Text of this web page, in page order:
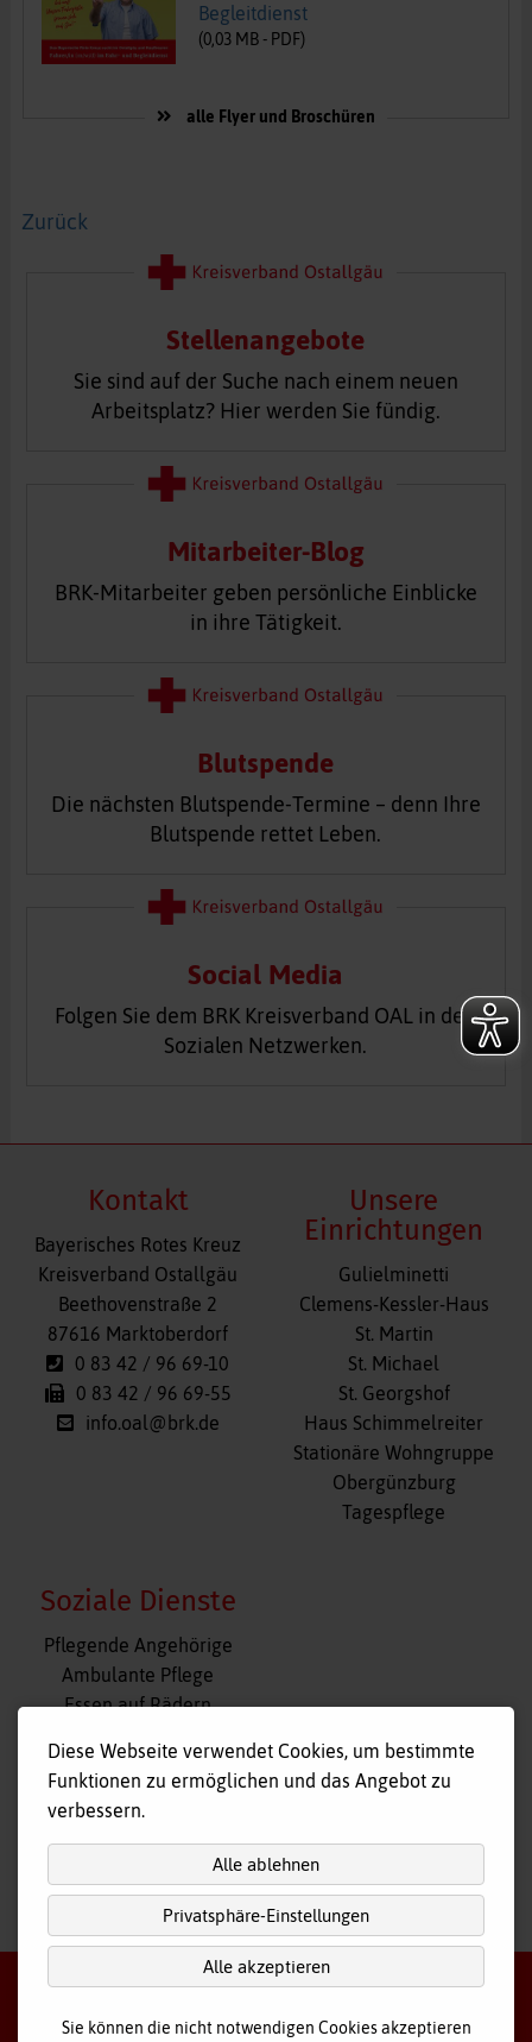
Begleitdienst
(0,03 MB - PDF)
alle Flyer und Broschüren
Zurück
Stellenangebote
Sie sind auf der Suche nach einem neuen
Arbeitsplatz? Hier werden Sie fündig.
Mitarbeiter-Blog
BRK-Mitarbeiter geben persönliche Einblicke
in ihre Tätigkeit.
Blutspende
Die nächsten Blutspende-Termine – denn Ihre
Blutspende rettet Leben.
Social Media
Folgen Sie dem BRK Kreisverband OAL in den
Sozialen Netzwerken.
Kontakt
Bayerisches Rotes Kreuz
Kreisverband Ostallgäu
Beethovenstraße 2
87616 Marktoberdorf
0 83 42 / 96 69-10
0 83 42 / 96 69-55
info.oal@brk.de
Unsere
Einrichtungen
Navigation
überspringen
Gulielminetti
Clemens-Kessler-Haus
St. Martin
St. Michael
St. Georgshof
Haus Schimmelreiter
Stationäre Wohngruppe
Obergünzburg
Tagespflege
Soziale Dienste
Navigation
überspringen
Pflegende Angehörige
Ambulante Pflege
Essen auf Rädern
Tagespflege
Hausnotruf
nach oben
Diese Webseite verwendet Cookies, um bestimmte
Funktionen zu ermöglichen und das Angebot zu
verbessern.
Alle ablehnen
Privatsphäre-Einstellungen
Alle akzeptieren
Sie können die nicht notwendigen Cookies akzeptieren